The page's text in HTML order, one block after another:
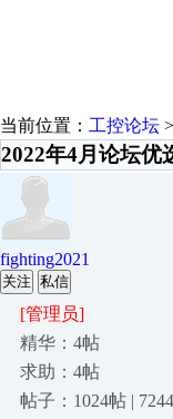
当前位置： 工控论坛 >
2022年4月论坛优
fighting2021
关注 私信
[管理员]
精华：4帖
求助：4帖
帖子：1024帖 |